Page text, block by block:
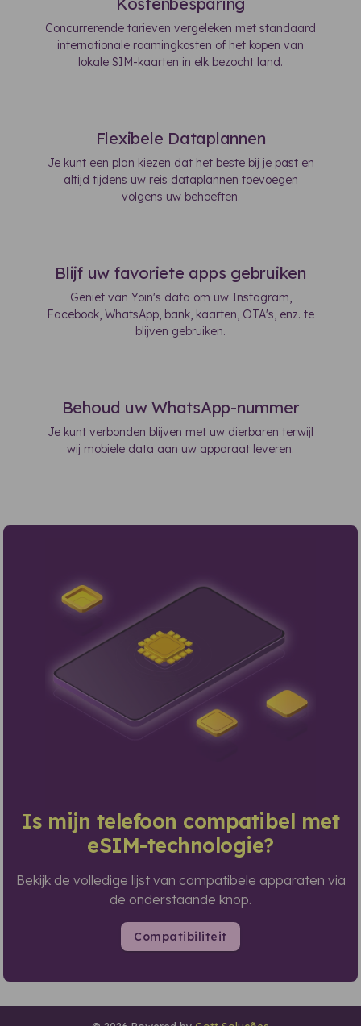
Concurrerende tarieven vergeleken met standaard
internationale roamingkosten of het kopen van
lokale SIM-kaarten in elk bezocht land.
Flexibele Dataplannen
Je kunt een plan kiezen dat het beste bij je past en
altijd tijdens uw reis dataplannen toevoegen
volgens uw behoeften.
Blijf uw favoriete apps gebruiken
Geniet van Yoin's data om uw Instagram,
Facebook, WhatsApp, bank, kaarten, OTA's, enz. te
blijven gebruiken.
Behoud uw WhatsApp-nummer
Je kunt verbonden blijven met uw dierbaren terwijl
wij mobiele data aan uw apparaat leveren.
Is mijn telefoon compatibel met
eSIM-technologie?
Bekijk de volledige lijst van compatibele apparaten via
de onderstaande knop.
Compatibiliteit